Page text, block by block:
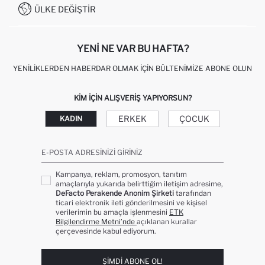
KAMPANYALAR
0850 333 22 86
ÜLKE DEĞIŞTIR
YENI NE VAR BU HAFTA?
YENILIKLERDEN HABERDAR OLMAK İÇIN BÜLTENIMIZE ABONE OLUN
KIM IÇIN ALIŞVERIŞ YAPIYORSUN?
KADIN ERKEK ÇOCUK
E-POSTA ADRESINIZI GIRINIZ
Kampanya, reklam, promosyon, tanıtım
amaçlarıyla yukarıda belirttiğim iletişim adresime,
DeFacto Perakende Anonim Şirketi tarafından
ticari elektronik ileti gönderilmesini ve kişisel
verilerimin bu amaçla işlenmesini ETK
Bilgilendirme Metni’nde açıklanan kurallar
çerçevesinde kabul ediyorum.
ŞIMDI ABONE OL!